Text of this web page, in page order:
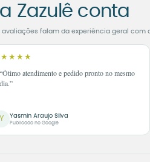
Zazulê conta
falam da experiência geral com a
“Ótimo atendimento e pedido pronto no mesmo
dia.”
Y Yasmin Araujo Silva
Publicado no Google